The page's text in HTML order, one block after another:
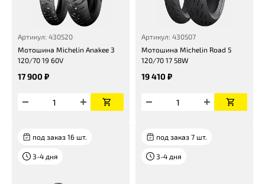
Артикул: 430520
Мотошина Michelin Anakee 3
120/70 19 60V
17 900 ₽
Артикул: 430507
Мотошина Michelin Road 5
120/70 17 58W
19 410 ₽
под заказ 16 шт.
3-4 дня
под заказ 7 шт.
3-4 дня